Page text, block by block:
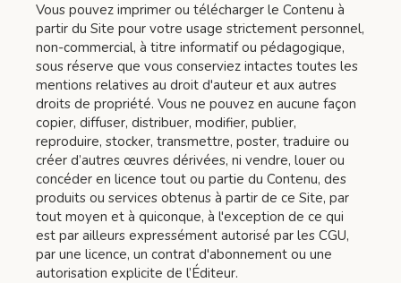
Vous pouvez imprimer ou télécharger le Contenu à
partir du Site pour votre usage strictement personnel,
non-commercial, à titre informatif ou pédagogique,
sous réserve que vous conserviez intactes toutes les
mentions relatives au droit d'auteur et aux autres
droits de propriété. Vous ne pouvez en aucune façon
copier, diffuser, distribuer, modifier, publier,
reproduire, stocker, transmettre, poster, traduire ou
créer d’autres œuvres dérivées, ni vendre, louer ou
concéder en licence tout ou partie du Contenu, des
produits ou services obtenus à partir de ce Site, par
tout moyen et à quiconque, à l'exception de ce qui
est par ailleurs expressément autorisé par les CGU,
par une licence, un contrat d'abonnement ou une
autorisation explicite de l’Éditeur.